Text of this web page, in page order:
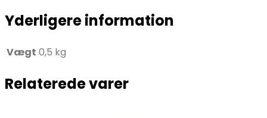
Yderligere information
Vægt 0,5 kg
Relaterede varer